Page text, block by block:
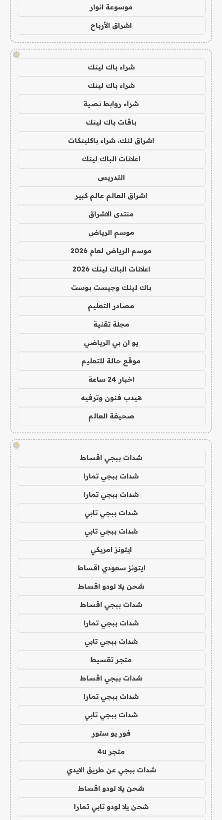
موسوعة انوار
اشراق الأرباح
!
شراء باك لينك
شراء باك لينك
شراء روابط نصية
باقات باك لينك
اشراق لنك، شراء باكلينكات
اعلانات الباك لينك
التدريس
اشراق العالم عالم كبير
منتدى الاشراق
موسم الرياض
موسم الرياض لعام 2026
اعلانات الباك لينك 2026
باك لينك وجيست بوست
مصادر التعليم
مجلة تقنية
يو ان بي الرياضي
موقع حالة للتعليم
اخبار 24 ساعة
هيدب فنون وترفيه
صحيفة العالم
!
شدات ببجي اقساط
شدات ببجي تمارا
شدات ببجي تمارا
شدات ببجي تابي
شدات ببجي تابي
ايتونز امريكي
ايتونز سعودي اقساط
شحن يلا لودو اقساط
شدات ببجي اقساط
شدات ببجي تمارا
شدات ببجي تابي
متجر تقسيط
شدات ببجي اقساط
شدات ببجي تمارا
شدات ببجي تابي
فور يو ستور
متجر 4u
شدات ببجي عن طريق الايدي
شحن يلا لودو اقساط
شحن يلا لودو تابي تمارا